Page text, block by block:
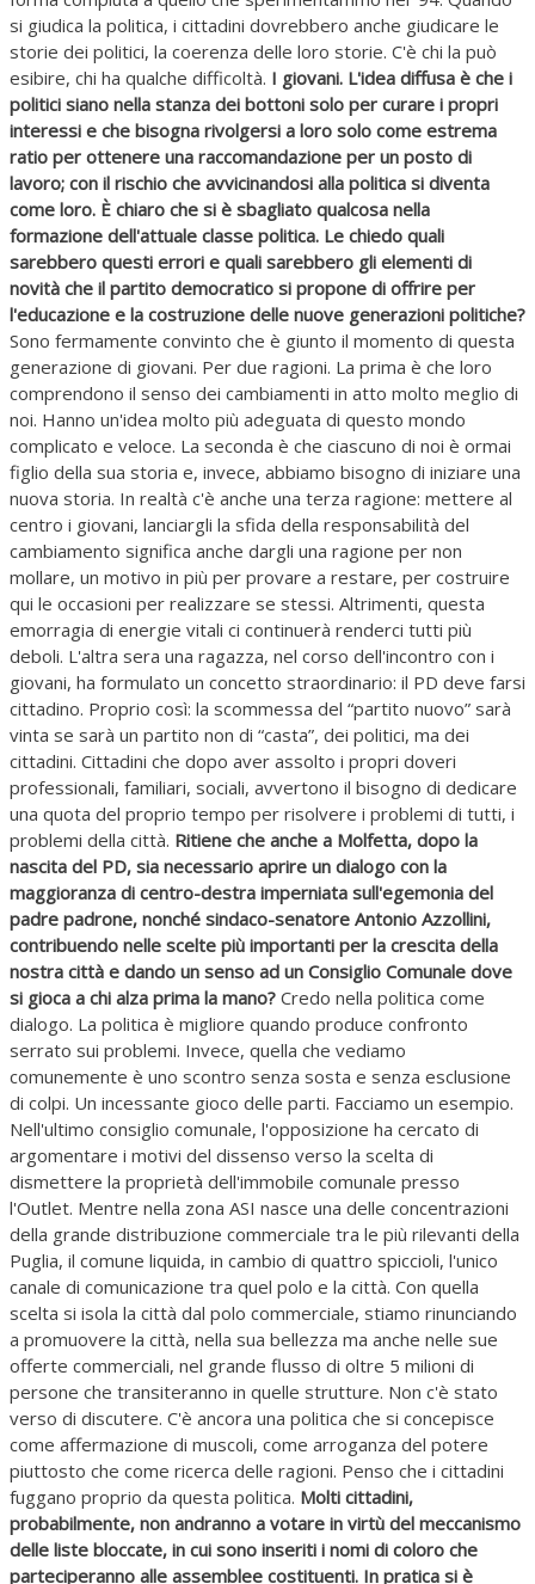
si giudica la politica, i cittadini dovrebbero anche giudicare le
storie dei politici, la coerenza delle loro storie. C'è chi la può
esibire, chi ha qualche difficoltà. I giovani. L'idea diffusa è che i
politici siano nella stanza dei bottoni solo per curare i propri
interessi e che bisogna rivolgersi a loro solo come estrema
ratio per ottenere una raccomandazione per un posto di
lavoro; con il rischio che avvicinandosi alla politica si diventa
come loro. È chiaro che si è sbagliato qualcosa nella
formazione dell'attuale classe politica. Le chiedo quali
sarebbero questi errori e quali sarebbero gli elementi di
novità che il partito democratico si propone di offrire per
l'educazione e la costruzione delle nuove generazioni politiche?
Sono fermamente convinto che è giunto il momento di questa
generazione di giovani. Per due ragioni. La prima è che loro
comprendono il senso dei cambiamenti in atto molto meglio di
noi. Hanno un'idea molto più adeguata di questo mondo
complicato e veloce. La seconda è che ciascuno di noi è ormai
figlio della sua storia e, invece, abbiamo bisogno di iniziare una
nuova storia. In realtà c'è anche una terza ragione: mettere al
centro i giovani, lanciargli la sfida della responsabilità del
cambiamento significa anche dargli una ragione per non
mollare, un motivo in più per provare a restare, per costruire
qui le occasioni per realizzare se stessi. Altrimenti, questa
emorragia di energie vitali ci continuerà renderci tutti più
deboli. L'altra sera una ragazza, nel corso dell'incontro con i
giovani, ha formulato un concetto straordinario: il PD deve farsi
cittadino. Proprio così: la scommessa del “partito nuovo” sarà
vinta se sarà un partito non di “casta”, dei politici, ma dei
cittadini. Cittadini che dopo aver assolto i propri doveri
professionali, familiari, sociali, avvertono il bisogno di dedicare
una quota del proprio tempo per risolvere i problemi di tutti, i
problemi della città. Ritiene che anche a Molfetta, dopo la
nascita del PD, sia necessario aprire un dialogo con la
maggioranza di centro-destra imperniata sull'egemonia del
padre padrone, nonché sindaco-senatore Antonio Azzollini,
contribuendo nelle scelte più importanti per la crescita della
nostra città e dando un senso ad un Consiglio Comunale dove
si gioca a chi alza prima la mano? Credo nella politica come
dialogo. La politica è migliore quando produce confronto
serrato sui problemi. Invece, quella che vediamo
comunemente è uno scontro senza sosta e senza esclusione
di colpi. Un incessante gioco delle parti. Facciamo un esempio.
Nell'ultimo consiglio comunale, l'opposizione ha cercato di
argomentare i motivi del dissenso verso la scelta di
dismettere la proprietà dell'immobile comunale presso
l'Outlet. Mentre nella zona ASI nasce una delle concentrazioni
della grande distribuzione commerciale tra le più rilevanti della
Puglia, il comune liquida, in cambio di quattro spiccioli, l'unico
canale di comunicazione tra quel polo e la città. Con quella
scelta si isola la città dal polo commerciale, stiamo rinunciando
a promuovere la città, nella sua bellezza ma anche nelle sue
offerte commerciali, nel grande flusso di oltre 5 milioni di
persone che transiteranno in quelle strutture. Non c'è stato
verso di discutere. C'è ancora una politica che si concepisce
come affermazione di muscoli, come arroganza del potere
piuttosto che come ricerca delle ragioni. Penso che i cittadini
fuggano proprio da questa politica. Molti cittadini,
probabilmente, non andranno a votare in virtù del meccanismo
delle liste bloccate, in cui sono inseriti i nomi di coloro che
parteciperanno alle assemblee costituenti. In pratica si è